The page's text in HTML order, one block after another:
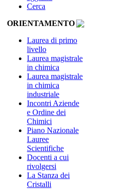
Cerca
ORIENTAMENTO
Laurea di primo
livello
Laurea magistrale
in chimica
Laurea magistrale
in chimica
industriale
Incontri Aziende
e Ordine dei
Chimici
Piano Nazionale
Lauree
Scientifiche
Docenti a cui
rivolgersi
La Stanza dei
Cristalli